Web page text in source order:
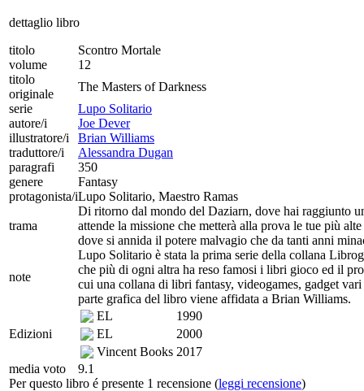
dettaglio libro
titolo
Scontro Mortale
volume
12
titolo
originale
The Masters of Darkness
serie
Lupo Solitario
autore/i
Joe Dever
illustratore/i
Brian Williams
traduttore/i
Alessandra Dugan
paragrafi
350
genere
Fantasy
protagonista/iLupo Solitario, Maestro Ramas
trama
Di ritorno dal mondo del Daziarn, dove hai raggiunto
attende la missione che metterà alla prova le tue più
dove si annida il potere malvagio che da tanti anni
note
Lupo Solitario è stata la prima serie della collana
che più di ogni altra ha reso famosi i libri gioco ed il
cui una collana di libri fantasy, videogames, gadget
parte grafica del libro viene affidata a Brian Williams.
Edizioni
EL
1990
EL
2000
Vincent Books 2017
media voto
9.1
Per questo libro é presente 1 recensione (leggi recensione)